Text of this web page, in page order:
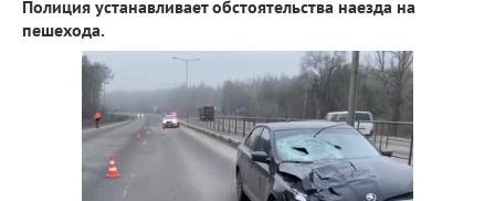
Полиция устанавливает обстоятельства наезда на
пешехода.